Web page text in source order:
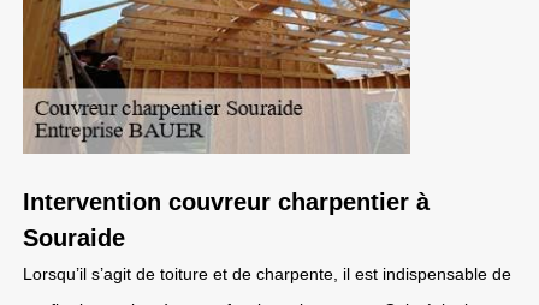
Intervention couvreur charpentier à
Souraide
Lorsqu’il s’agit de toiture et de charpente, il est indispensable de